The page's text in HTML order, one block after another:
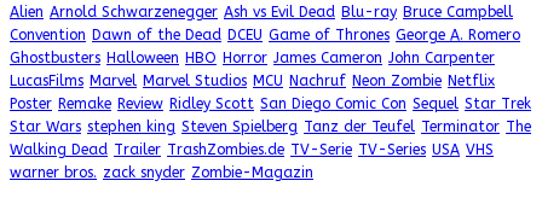
Alien Arnold Schwarzenegger Ash vs Evil Dead Blu-ray Bruce Campbell
Convention Dawn of the Dead DCEU Game of Thrones George A. Romero
Ghostbusters Halloween HBO Horror James Cameron John Carpenter
LucasFilms Marvel Marvel Studios MCU Nachruf Neon Zombie Netflix
Poster Remake Review Ridley Scott San Diego Comic Con Sequel Star Trek
Star Wars stephen king Steven Spielberg Tanz der Teufel Terminator The
Walking Dead Trailer TrashZombies.de TV-Serie TV-Series USA VHS
warner bros. zack snyder Zombie-Magazin